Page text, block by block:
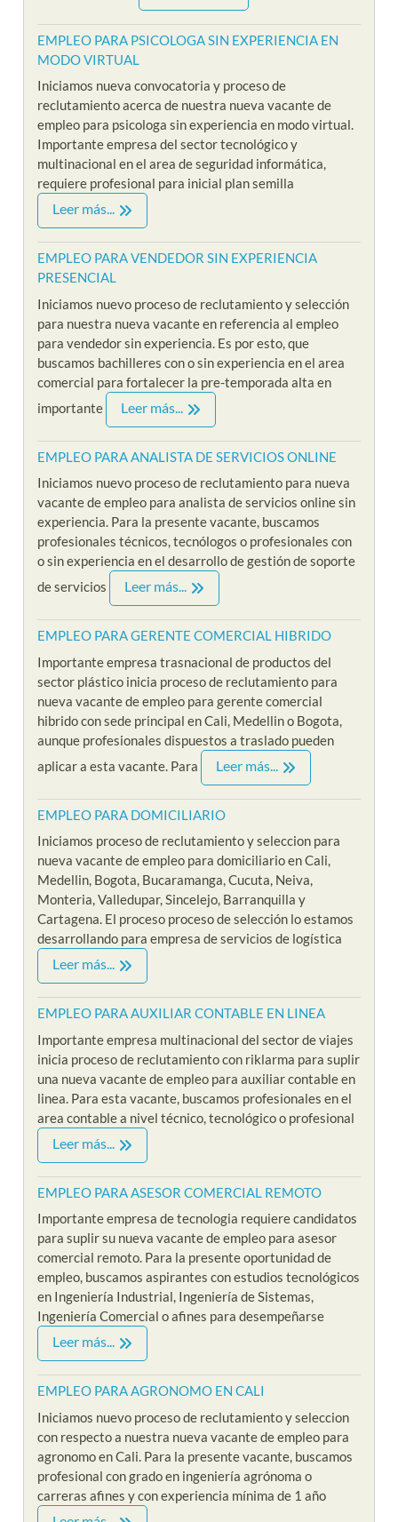
EMPLEO PARA PSICOLOGA SIN EXPERIENCIA EN
MODO VIRTUAL
Iniciamos nueva convocatoria y proceso de
reclutamiento acerca de nuestra nueva vacante de
empleo para psicologa sin experiencia en modo virtual.
Importante empresa del sector tecnológico y
multinacional en el area de seguridad informática,
requiere profesional para inicial plan semilla
Leer más...
EMPLEO PARA VENDEDOR SIN EXPERIENCIA
PRESENCIAL
Iniciamos nuevo proceso de reclutamiento y selección
para nuestra nueva vacante en referencia al empleo
para vendedor sin experiencia. Es por esto, que
buscamos bachilleres con o sin experiencia en el area
comercial para fortalecer la pre-temporada alta en
importante
Leer más...
EMPLEO PARA ANALISTA DE SERVICIOS ONLINE
Iniciamos nuevo proceso de reclutamiento para nueva
vacante de empleo para analista de servicios online sin
experiencia. Para la presente vacante, buscamos
profesionales técnicos, tecnólogos o profesionales con
o sin experiencia en el desarrollo de gestión de soporte
de servicios
Leer más...
EMPLEO PARA GERENTE COMERCIAL HIBRIDO
Importante empresa trasnacional de productos del
sector plástico inicia proceso de reclutamiento para
nueva vacante de empleo para gerente comercial
hibrido con sede principal en Cali, Medellin o Bogota,
aunque profesionales dispuestos a traslado pueden
aplicar a esta vacante. Para
Leer más...
EMPLEO PARA DOMICILIARIO
Iniciamos proceso de reclutamiento y seleccion para
nueva vacante de empleo para domiciliario en Cali,
Medellin, Bogota, Bucaramanga, Cucuta, Neiva,
Monteria, Valledupar, Sincelejo, Barranquilla y
Cartagena. El proceso proceso de selección lo estamos
desarrollando para empresa de servicios de logística
Leer más...
EMPLEO PARA AUXILIAR CONTABLE EN LINEA
Importante empresa multinacional del sector de viajes
inicia proceso de reclutamiento con riklarma para suplir
una nueva vacante de empleo para auxiliar contable en
linea. Para esta vacante, buscamos profesionales en el
area contable a nivel técnico, tecnológico o profesional
Leer más...
EMPLEO PARA ASESOR COMERCIAL REMOTO
Importante empresa de tecnologia requiere candidatos
para suplir su nueva vacante de empleo para asesor
comercial remoto. Para la presente oportunidad de
empleo, buscamos aspirantes con estudios tecnológicos
en Ingeniería Industrial, Ingeniería de Sistemas,
Ingeniería Comercial o afines para desempeñarse
Leer más...
EMPLEO PARA AGRONOMO EN CALI
Iniciamos nuevo proceso de reclutamiento y seleccion
con respecto a nuestra nueva vacante de empleo para
agronomo en Cali. Para la presente vacante, buscamos
profesional con grado en ingeniería agrónoma o
carreras afines y con experiencia mínima de 1 año